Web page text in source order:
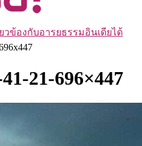
วข้องกับอารยธรรมอินเดียได้
21-696×447